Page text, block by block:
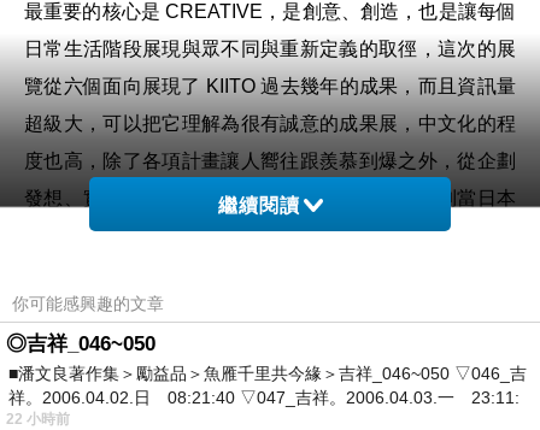
最重要的核心是 CREATIVE，是創意、創造，也是讓每個
日常生活階段展現與眾不同與重新定義的取徑，這次的展
覽從六個面向展現了 KIITO 過去幾年的成果，而且資訊量
超級大，可以把它理解為很有誠意的成果展，中文化的程
度也高，除了各項計畫讓人嚮往跟羨慕到爆之外，從企劃
發想、實踐、檢討與改進，每個環節都可以感受到當日本
人真心想做好一件事情時的正面教材，從概念到細節，處
繼續閱讀
你可能感興趣的文章
◎吉祥_046~050
■潘文良著作集＞勵益品＞魚雁千里共今緣＞吉祥_046~050 ▽046_吉
祥。2006.04.02.日 08:21:40 ▽047_吉祥。2006.04.03.一 23:11:
22 小時前